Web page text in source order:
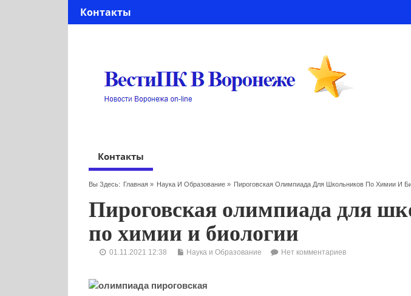
Контакты
Контакты
Вы Здесь: Главная» Наука И Образование » Пироговская Олимпиада Для Школьников По Химии И
Пироговская олимпиада для
по химии и биологии
01.11.2021 12:38 Наука и Образование Нет комментариев